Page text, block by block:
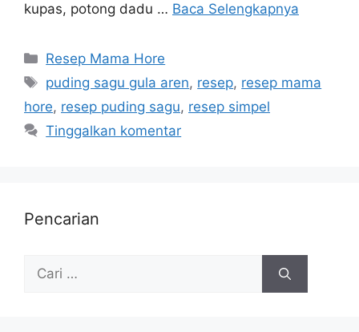
kupas, potong dadu … Baca Selengkapnya
Resep Mama Hore
puding sagu gula aren, resep, resep mama
hore, resep puding sagu, resep simpel
Tinggalkan komentar
Pencarian